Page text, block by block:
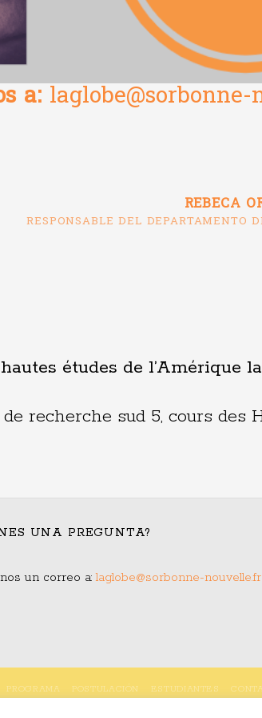
a:
REBECA
RESPONSABLE DEL DEPARTAMENTO
études de l’Amérique
recherche sud 5, cours des
UNA PREGUNTA?
un correo a:laglobe@sorbonne-nouvelle.fr
PROGRAMA POSTULACIÓN ESTUDIANTES